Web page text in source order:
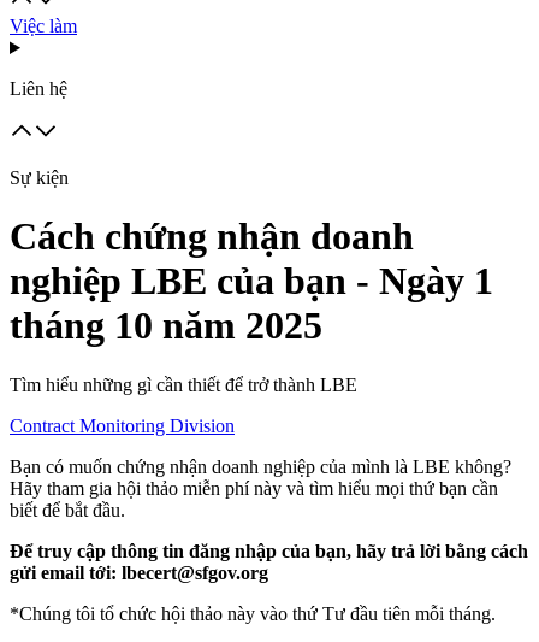
Việc làm
Liên hệ
Sự kiện
Cách chứng nhận doanh
nghiệp LBE của bạn - Ngày 1
tháng 10 năm 2025
Tìm hiểu những gì cần thiết để trở thành LBE
Contract Monitoring Division
Bạn có muốn chứng nhận doanh nghiệp của mình là LBE không?
Hãy tham gia hội thảo miễn phí này và tìm hiểu mọi thứ bạn cần
biết để bắt đầu.
Để truy cập thông tin đăng nhập của bạn, hãy trả lời bằng cách
gửi email tới: lbecert@sfgov.org
*Chúng tôi tổ chức hội thảo này vào thứ Tư đầu tiên mỗi tháng.